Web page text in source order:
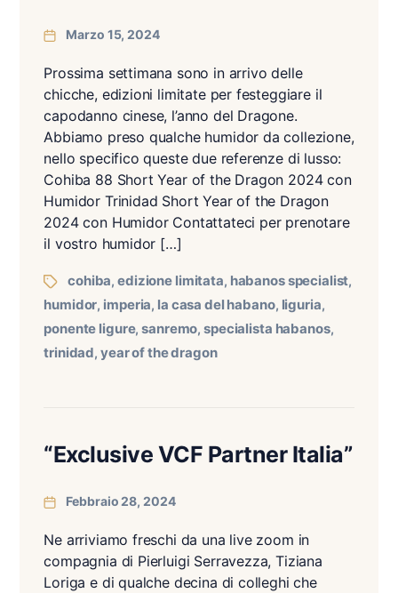
Marzo 15, 2024
Prossima settimana sono in arrivo delle
chicche, edizioni limitate per festeggiare il
capodanno cinese, l’anno del Dragone.
Abbiamo preso qualche humidor da collezione,
nello specifico queste due referenze di lusso:
Cohiba 88 Short Year of the Dragon 2024 con
Humidor Trinidad Short Year of the Dragon
2024 con Humidor Contattateci per prenotare
il vostro humidor […]
cohiba,edizione limitata, habanos specialist,
humidor, imperia, la casa del habano, liguria,
ponente ligure,sanremo,specialista habanos,
trinidad,year of the dragon
“Exclusive VCF Partner Italia”
Febbraio 28, 2024
Ne arriviamo freschi da una live zoom in
compagnia di Pierluigi Serravezza, Tiziana
Loriga e di qualche decina di colleghi che